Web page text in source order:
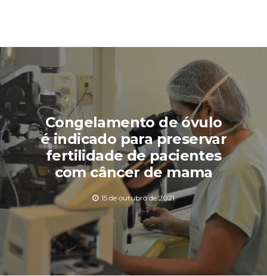
Congelamento de óvulo
é indicado para preservar
fertilidade de pacientes
com câncer de mama
15 de outubro de 2021